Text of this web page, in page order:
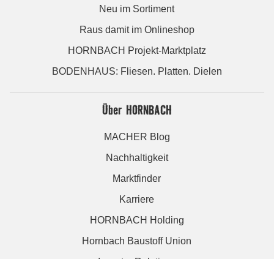
Neu im Sortiment
Raus damit im Onlineshop
HORNBACH Projekt-Marktplatz
BODENHAUS: Fliesen. Platten. Dielen
Über HORNBACH
MACHER Blog
Nachhaltigkeit
Marktfinder
Karriere
HORNBACH Holding
Hornbach Baustoff Union